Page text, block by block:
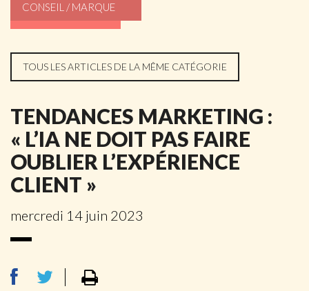
CONSEIL / MARQUE
TOUS LES ARTICLES DE LA MÊME CATÉGORIE
TENDANCES MARKETING :
« L’IA NE DOIT PAS FAIRE
OUBLIER L’EXPÉRIENCE
CLIENT »
mercredi 14 juin 2023